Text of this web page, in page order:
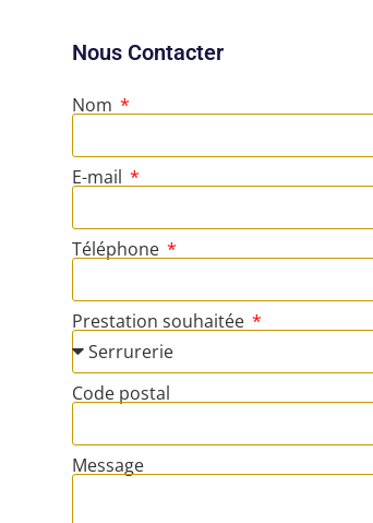
Nous Contacter
Nom
E-mail
Téléphone
Prestation souhaitée
Code postal
Message